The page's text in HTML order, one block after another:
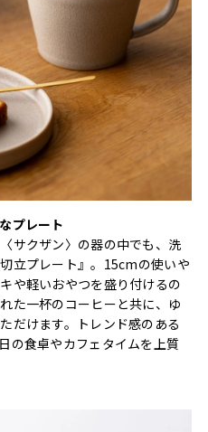
プレート
サクザン〉の器の中でも、洗
立プレート』。15cmの使いや
や軽いおやつを盛り付けるの
た一杯のコーヒーと共に、ゆ
だけます。トレンド感のある
の食卓やカフェタイムを上質